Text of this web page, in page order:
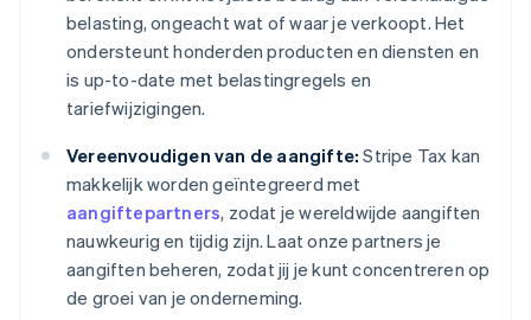
belasting, ongeacht wat of waar je verkoopt. Het
ondersteunt honderden producten en diensten en
is up-to-date met belastingregels en
tariefwijzigingen.
Vereenvoudigen van de aangifte: Stripe Tax kan
makkelijk worden geïntegreerd met
aangiftepartners, zodat je wereldwijde aangiften
nauwkeurig en tijdig zijn. Laat onze partners je
aangiften beheren, zodat jij je kunt concentreren op
de groei van je onderneming.